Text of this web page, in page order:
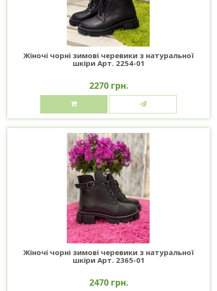
Жіночі чорні зимові черевики з натуральної
шкіри Арт. 2254-01
2270 грн.
Жіночі чорні зимові черевики з натуральної
шкіри Арт. 2365-01
2470 грн.